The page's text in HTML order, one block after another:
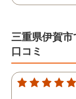
三重県伊賀
口コミ